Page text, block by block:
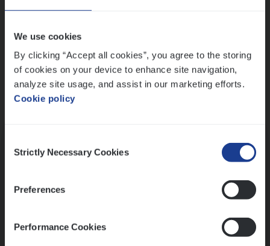
We use cookies
By clicking “Accept all cookies”, you agree to the storing
of cookies on your device to enhance site navigation,
analyze site usage, and assist in our marketing efforts.
Cookie policy
Selection
Strictly Necessary Cookies
Preferences
Performance Cookies